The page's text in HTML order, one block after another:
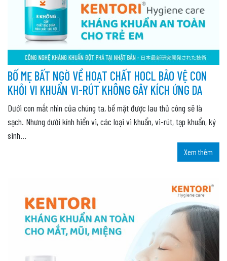
BỐ MẸ BẤT NGỜ VỀ HOẠT CHẤT HOCL BẢO VỆ CON
KHỎI VI KHUẨN VI-RÚT KHÔNG GÂY KÍCH ỨNG DA
Dưới con mắt nhìn của chúng ta, bề mặt được lau thủ công sẽ là
sạch. Nhưng dưới kính hiển vi, các loại vi khuẩn, vi-rút, tạp khuẩn, ký
sinh...
Xem thêm